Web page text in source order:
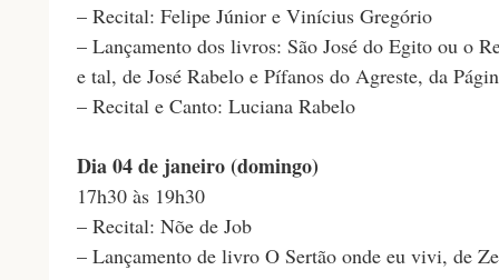
– Recital: Felipe Júnior e Vinícius Gregório
– Lançamento dos livros: São José do Egito ou o
e tal, de José Rabelo e Pífanos do Agreste, da
– Recital e Canto: Luciana Rabelo
Dia 04 de janeiro (domingo)
17h30 às 19h30
– Recital: Nõe de Job
– Lançamento de livro O Sertão onde eu vivi, de